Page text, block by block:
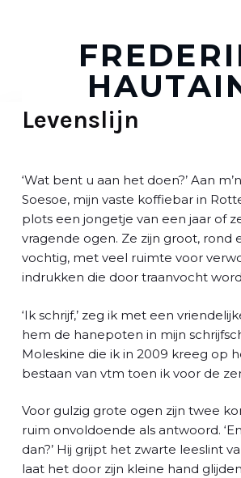
n
a
k
e
Levenslijn
‘Wat bent u aan het doen?’ Aan
Soesoe, mijn vaste koffiebar in
plots een jongetje van een jaar of
vragende ogen. Ze zijn groot, rond
vochtig, met veel ruimte voor
indrukken die door traanvocht
‘Ik schrijf,’ zeg ik met een
hem de hanepoten in mijn
Moleskine die ik in 2009 kreeg op
bestaan van vtm toen ik voor de
Voor gulzig grote ogen zijn twee
ruim onvoldoende als antwoord.
dan?’ Hij grijpt het zwarte leeslint
laat het door zijn kleine hand